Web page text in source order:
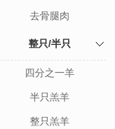
去骨腿肉
整只/半只
四分之一羊
半只羔羊
整只羔羊